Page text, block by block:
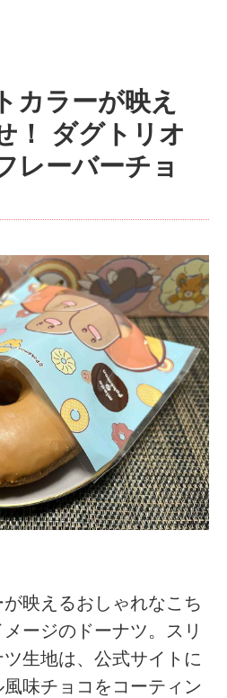
カラーが映え
！ ダグトリオ
レーバーチョ
映えるおしゃれなこち
ージのドーナツ。スリ
生地は、公式サイトに
味チョコをコーティン